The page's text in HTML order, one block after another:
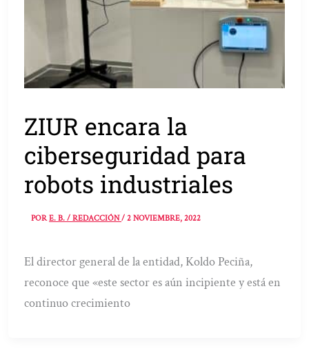
ZIUR encara la
ciberseguridad para
robots industriales
PORE. B. / REDACCIÓN/2 NOVIEMBRE, 2022
El director general de la entidad, Koldo Peciña,
reconoce que «este sector es aún incipiente y está en
continuo crecimiento